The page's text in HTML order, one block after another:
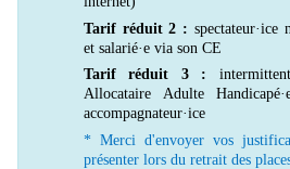
Tarif réduit 2 : spectateur·ice
et salarié·e via son CE
Tarif réduit 3 :
Allocataire Adulte
accompagnateur·ice
* Merci d'envoyer vos
présenter lors du retrait des